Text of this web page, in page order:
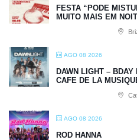
FESTA “PODE
MUITO MAIS EM
AGO 08 2026
DAWN LIGHT –
CAFE DE LA
AGO 08 2026
ROD HANNA